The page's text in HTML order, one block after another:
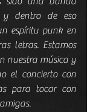
y dentro de eso
espíritu punk en
letras. Estamos
nuestra música y
el concierto con
para tocar con